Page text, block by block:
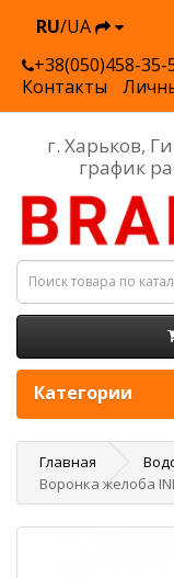
RU/UA
+38(050)458-35-
Контакты
г. Харьков,
график
Категории
Главная
Воронка желоба